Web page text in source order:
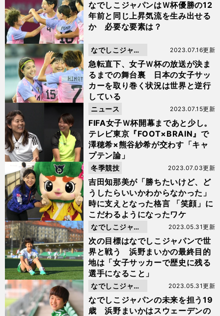
なでしこジャパンはＷ杯優勝の12
年前と同じ上昇気流を生み出せる
か 必要な要素は？
ン
急転直下、女子Ｗ杯の放送が決ま
るまでの舞台裏 日本の女子サッ
カーを取り巻く状況は世界と逆行
している
2023.07.16更新
なでしこジャパ
ン
FIFA女子Ｗ杯開幕まであと少し。
テレビ東京『FOOT×BRAIN』で
澤穂希×熊谷紗希が交わす「キャ
プテン論」
2023.07.15更新
ニュース
吉田知那美が「勝ちたいけど、ど
うしたらいいかわからなかった」
時に支えとなった格言 「笑顔」に
こだわるようになったワケ
2023.07.03更新
冬季競技
次の目標はなでしこジャパンで世
界と戦う 浜野まいかの最終目的
地は「女子サッカーで歴史に残る
選手になること」
2023.05.31更新
なでしこジャパ
ン
なでしこジャパンの未来を担う19
歳 浜野まいかはスウェーデンの
2023.05.31更新
なでしこジャパ
ン